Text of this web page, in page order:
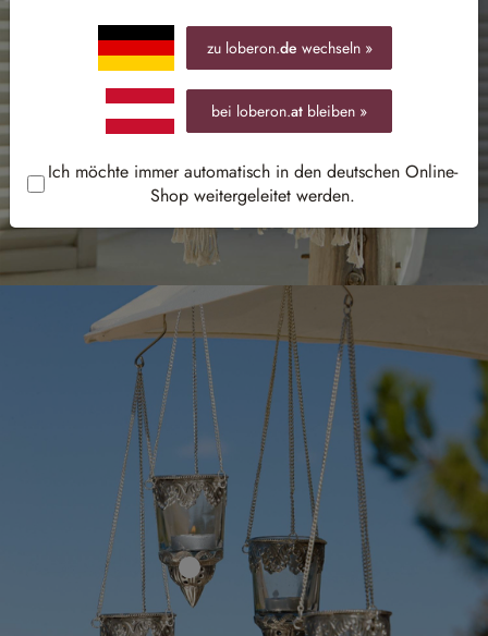
zu loberon.de wechseln »
bei loberon.at bleiben »
Ich möchte immer automatisch in den deutschen Online-
Shop weitergeleitet werden.